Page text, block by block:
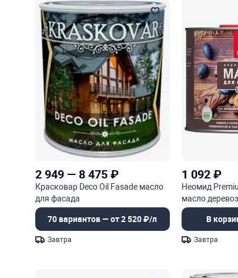
2 949 — 8 475₽
Красковар Deco Oil Fasade масло
для фасада
70 вариантов — от 2 520 ₽/л
Завтра
1 092₽
Неомид
масло
В
Завтра